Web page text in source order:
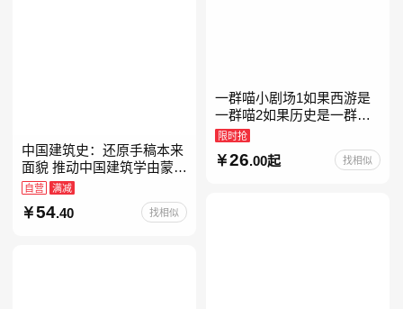
一群喵小剧场1如果西游是
一群喵2如果历史是一群喵
全套16晚清残晖篇全集全套
16册华夏长卷互动札记西游
喵桌游肥志历史喵系列
限时抢
26.00起 找相似
中国建筑史：还原手稿本来
面貌 推动中国建筑学由蒙昧
进入现代学科的奠基之作
自营 满减
54.40 找相似